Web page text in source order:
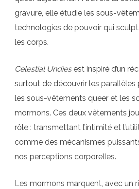
gravure, elle étudie les sous-
technologies de pouvoir qui
les corps.
Celestial Undiesest inspiré d’un
surtout de découvrir les parallèles
les sous-vêtements queer et les
mormons. Ces deux vêtements
rôle : transmettant l’intimité et
comme des mécanismes
nos perceptions corporelles.
Les mormons marquent, avec un